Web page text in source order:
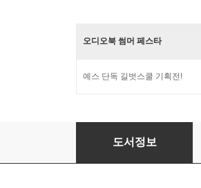
오디오북 썸머 페스타
예스 단독 길벗스쿨 기획전!
톨스토이 단편선
도서정보